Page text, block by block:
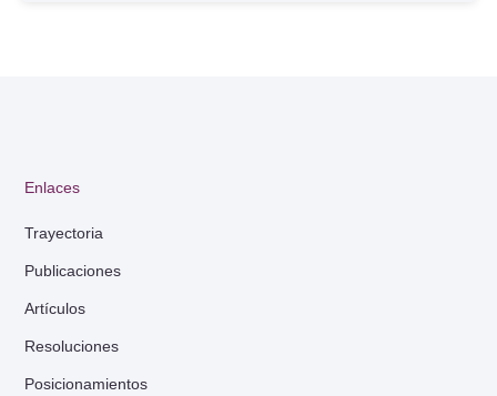
Enlaces
Trayectoria
Publicaciones
Artículos
Resoluciones
Posicionamientos